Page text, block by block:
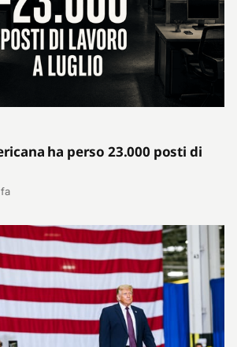
ha perso 23.000 posti di